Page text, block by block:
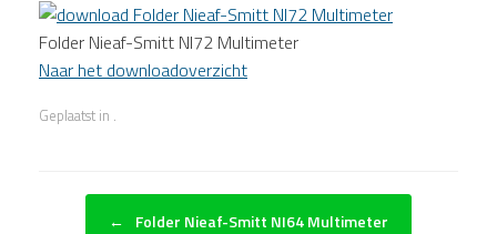
Folder Nieaf-Smitt NI72 Multimeter
Naar het downloadoverzicht
Geplaatst in .
Bericht navigatie
← Folder Nieaf-Smitt NI64 Multimeter